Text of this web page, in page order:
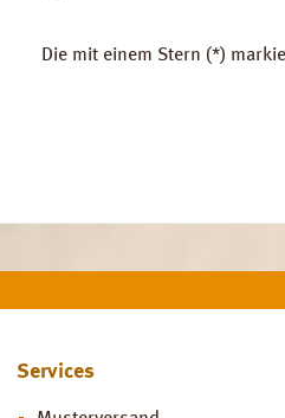
Die mit einem Stern (*)
Services